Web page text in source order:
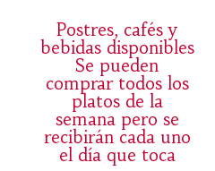
Postres, cafés y
bebidas disponibles
Se pueden
comprar todos los
platos de la
semana pero se
recibirán cada uno
el día que toca